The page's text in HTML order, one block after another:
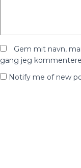
Gem mit navn,
gang jeg
Notify me of new